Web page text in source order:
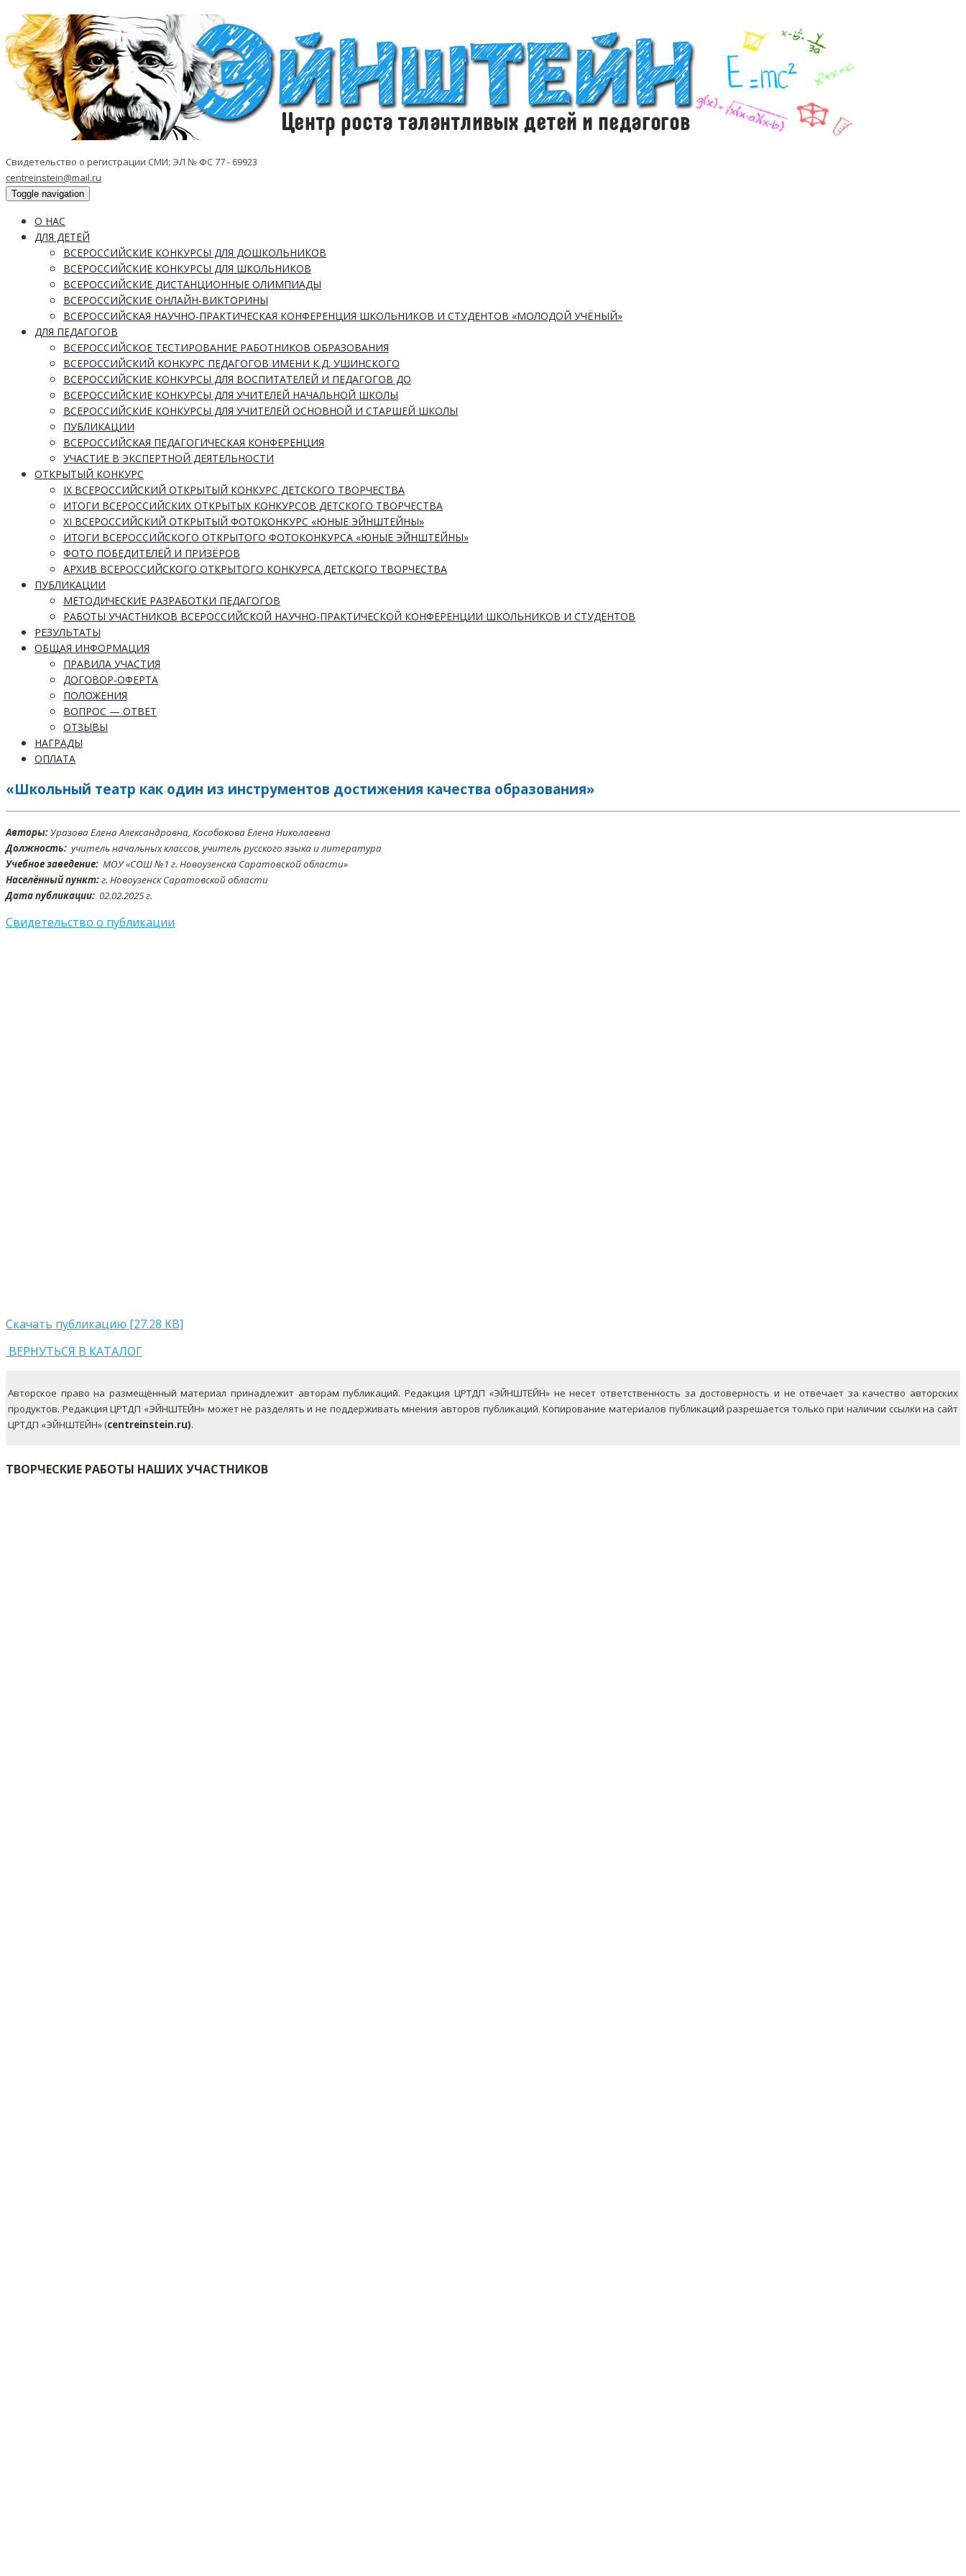
Свидетельство о регистрации СМИ: ЭЛ № ФС 77 - 69923
centreinstein@mail.ru
Toggle navigation
О НАС
ДЛЯ ДЕТЕЙ
ВСЕРОССИЙСКИЕ КОНКУРСЫ ДЛЯ ДОШКОЛЬНИКОВ
ВСЕРОССИЙСКИЕ КОНКУРСЫ ДЛЯ ШКОЛЬНИКОВ
ВСЕРОССИЙСКИЕ ДИСТАНЦИОННЫЕ ОЛИМПИАДЫ
ВСЕРОССИЙСКИЕ ОНЛАЙН-ВИКТОРИНЫ
ВСЕРОССИЙСКАЯ НАУЧНО-ПРАКТИЧЕСКАЯ КОНФЕРЕНЦИЯ ШКОЛЬНИКОВ И СТУДЕНТОВ «МОЛОДОЙ УЧЁНЫЙ»
ДЛЯ ПЕДАГОГОВ
ВСЕРОССИЙСКОЕ ТЕСТИРОВАНИЕ РАБОТНИКОВ ОБРАЗОВАНИЯ
ВСЕРОССИЙСКИЙ КОНКУРС ПЕДАГОГОВ ИМЕНИ К.Д. УШИНСКОГО
ВСЕРОССИЙСКИЕ КОНКУРСЫ ДЛЯ ВОСПИТАТЕЛЕЙ И ПЕДАГОГОВ ДО
ВСЕРОССИЙСКИЕ КОНКУРСЫ ДЛЯ УЧИТЕЛЕЙ НАЧАЛЬНОЙ ШКОЛЫ
ВСЕРОССИЙСКИЕ КОНКУРСЫ ДЛЯ УЧИТЕЛЕЙ ОСНОВНОЙ И СТАРШЕЙ ШКОЛЫ
ПУБЛИКАЦИИ
ВСЕРОССИЙСКАЯ ПЕДАГОГИЧЕСКАЯ КОНФЕРЕНЦИЯ
УЧАСТИЕ В ЭКСПЕРТНОЙ ДЕЯТЕЛЬНОСТИ
ОТКРЫТЫЙ КОНКУРС
IX ВСЕРОССИЙСКИЙ ОТКРЫТЫЙ КОНКУРС ДЕТСКОГО ТВОРЧЕСТВА
ИТОГИ ВСЕРОССИЙСКИХ ОТКРЫТЫХ КОНКУРСОВ ДЕТСКОГО ТВОРЧЕСТВА
XI ВСЕРОССИЙСКИЙ ОТКРЫТЫЙ ФОТОКОНКУРС «ЮНЫЕ ЭЙНШТЕЙНЫ»
ИТОГИ ВСЕРОССИЙСКОГО ОТКРЫТОГО ФОТОКОНКУРСА «ЮНЫЕ ЭЙНШТЕЙНЫ»
ФОТО ПОБЕДИТЕЛЕЙ И ПРИЗЁРОВ
АРХИВ ВСЕРОССИЙСКОГО ОТКРЫТОГО КОНКУРСА ДЕТСКОГО ТВОРЧЕСТВА
ПУБЛИКАЦИИ
МЕТОДИЧЕСКИЕ РАЗРАБОТКИ ПЕДАГОГОВ
РАБОТЫ УЧАСТНИКОВ ВСЕРОССИЙСКОЙ НАУЧНО-ПРАКТИЧЕСКОЙ КОНФЕРЕНЦИИ ШКОЛЬНИКОВ И СТУДЕНТОВ
РЕЗУЛЬТАТЫ
ОБЩАЯ ИНФОРМАЦИЯ
ПРАВИЛА УЧАСТИЯ
ДОГОВОР-ОФЕРТА
ПОЛОЖЕНИЯ
ВОПРОС — ОТВЕТ
ОТЗЫВЫ
НАГРАДЫ
ОПЛАТА
«Школьный театр как один из инструментов достижения качества образования»
Авторы:Уразова Елена Александровна, Кособокова Елена Николаевна
Должность: учитель начальных классов, учитель русского языка и литература
Учебное заведение: МОУ «СОШ №1 г. Новоузенска Саратовской области»
Населённый пункт:г. Новоузенск Саратовской области
Дата публикации: 02.02.2025 г.
Свидетельство о публикации
Скачать публикацию [27.28 KB]
ВЕРНУТЬСЯ В КАТАЛОГ
Авторское право на размещённый материал принадлежит авторам публикаций. Редакция ЦРТДП «ЭЙНШТЕЙН» не несет ответственность за достоверность и не отвечает за качество авторских
продуктов. Редакция ЦРТДП «ЭЙНШТЕЙН» может не разделять и не поддерживать мнения авторов публикаций.Копирование материалов публикаций разрешается только при наличии ссылки на сайт
ЦРТДП «ЭЙНШТЕЙН» (centreinstein.ru).
ТВОРЧЕСКИЕ РАБОТЫ НАШИХ УЧАСТНИКОВ